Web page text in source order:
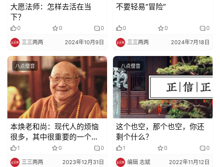
术
政
策
法
规
免
责
声
明
大愿法师：怎样去活在当
下？
0 0 0
三三两两 2024年10月9日
不要轻易“冒险”
0 0 0
三三两两 2024年7月18日
八点僧音
本焕老和尚：现代人的烦恼
很多，其中很重要的一个原
因就是无休止的攀比造成的
1 0 0
三三两两 2023年12月31日
八点僧音
这个也空，那个也空，你还
剩个什么？
1 0 0
编辑 志斌 2022年11月12日